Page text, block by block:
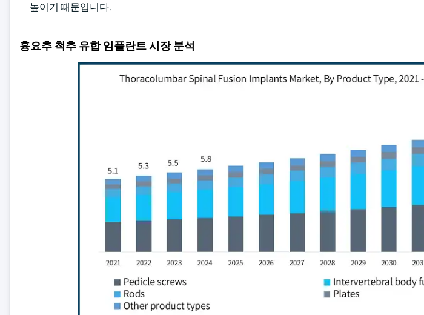
높이기 때문입니다.
흉요추 척추 유합 임플란트 시장 분석